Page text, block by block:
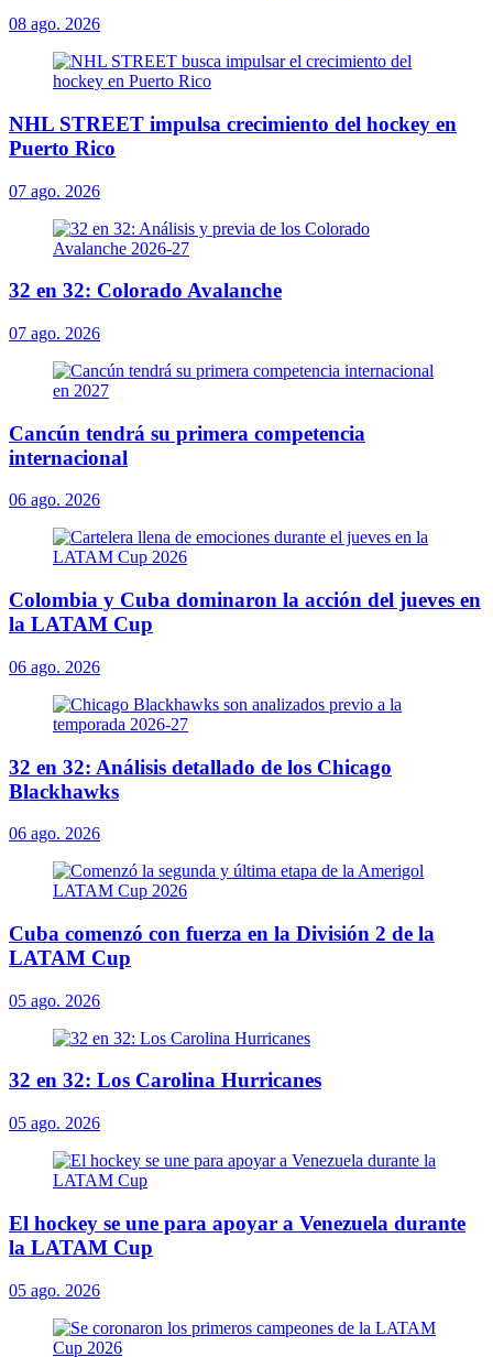
08 ago. 2026
NHL STREET impulsa crecimiento del hockey en
Puerto Rico
07 ago. 2026
32 en 32: Colorado Avalanche
07 ago. 2026
Cancún tendrá su primera competencia
internacional
06 ago. 2026
Colombia y Cuba dominaron la acción del jueves en
la LATAM Cup
06 ago. 2026
32 en 32: Análisis detallado de los Chicago
Blackhawks
06 ago. 2026
Cuba comenzó con fuerza en la División 2 de la
LATAM Cup
05 ago. 2026
32 en 32: Los Carolina Hurricanes
05 ago. 2026
El hockey se une para apoyar a Venezuela durante
la LATAM Cup
05 ago. 2026